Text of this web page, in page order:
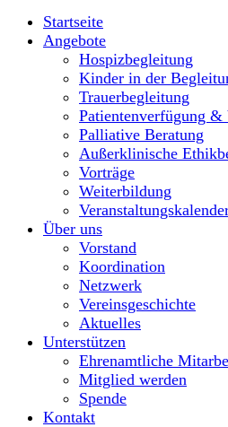
Startseite
Angebote
Hospizbegleitung
Kinder in der
Trauerbegleitung
Patientenverfügung
Palliative Beratung
Außerklinische
Vorträge
Weiterbildung
Über uns
Vorstand
Koordination
Netzwerk
Vereinsgeschichte
Aktuelles
Unterstützen
Ehrenamtliche
Mitglied werden
Spende
Kontakt